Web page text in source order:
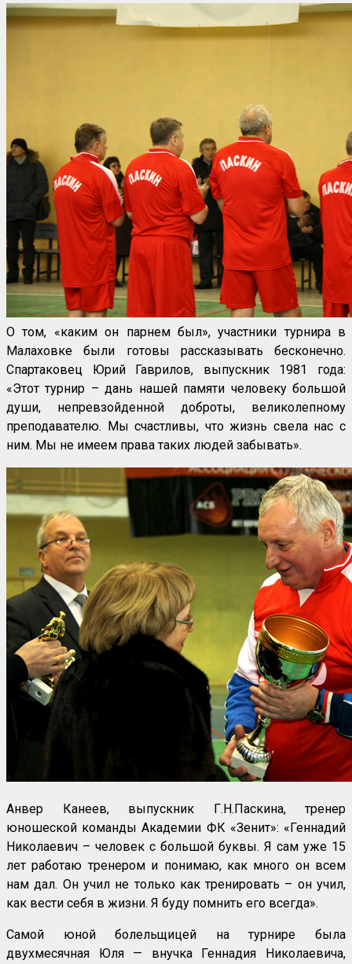
О том, «каким он парнем был», участники турнира в
Малаховке были готовы рассказывать бесконечно.
Спартаковец Юрий Гаврилов, выпускник 1981 года:
«Этот турнир – дань нашей памяти человеку большой
души, непревзойденной доброты, великолепному
преподавателю. Мы счастливы, что жизнь свела нас с
ним. Мы не имеем права таких людей забывать».
Анвер Канеев, выпускник Г.Н.Паскина, тренер
юношеской команды Академии ФК «Зенит»: «Геннадий
Николаевич – человек с большой буквы. Я сам уже 15
лет работаю тренером и понимаю, как много он всем
нам дал. Он учил не только как тренировать – он учил,
как вести себя в жизни. Я буду помнить его всегда».
Самой юной болельщицей на турнире была
двухмесячная Юля — внучка Геннадия Николаевича,